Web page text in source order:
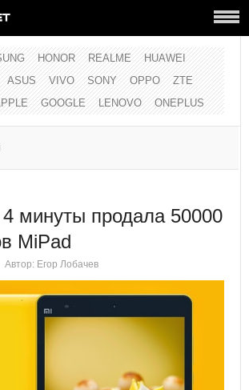
HONOR REALME
HUAWEI
ASUS VIVO SONY OPPO
ZTE
GOOGLE LENOVO ONEPLUS
4 минуты продала 50000
MiPad
Автор: Егор Лобачев